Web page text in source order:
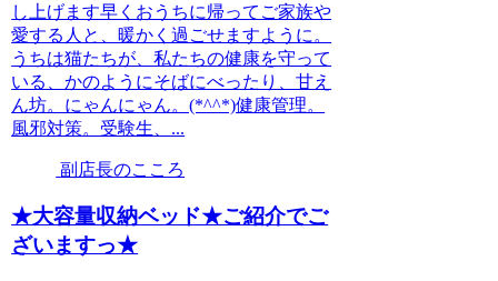
し上げます早くおうちに帰ってご家族や
愛する人と、暖かく過ごせますように。
うちは猫たちが、私たちの健康を守って
いる、かのようにそばにべったり、甘え
ん坊。にゃんにゃん。(*^^*)健康管理。
風邪対策。受験生、...
副店長のこころ
★大容量収納ベッド★ご紹介でご
ざいますっ★